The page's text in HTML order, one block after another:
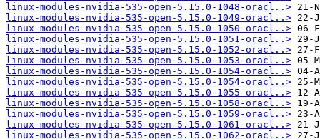
linux-modules-nvidia-535-open-5.15.0-1048-oracl..>
linux-modules-nvidia-535-open-5.15.0-1049-oracl..>
linux-modules-nvidia-535-open-5.15.0-1050-oracl..>
linux-modules-nvidia-535-open-5.15.0-1051-oracl..>
linux-modules-nvidia-535-open-5.15.0-1052-oracl..>
linux-modules-nvidia-535-open-5.15.0-1053-oracl..>
linux-modules-nvidia-535-open-5.15.0-1054-oracl..>
linux-modules-nvidia-535-open-5.15.0-1054-oracl..>
linux-modules-nvidia-535-open-5.15.0-1055-oracl..>
linux-modules-nvidia-535-open-5.15.0-1058-oracl..>
linux-modules-nvidia-535-open-5.15.0-1059-oracl..>
linux-modules-nvidia-535-open-5.15.0-1061-oracl..>
linux-modules-nvidia-535-open-5.15.0-1062-oracl..>